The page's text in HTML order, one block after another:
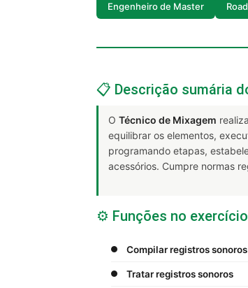
Engenheiro de Master
📋 Descrição sumária
O Técnico de Mixagem
equilibrar os elementos,
programando etapas,
acessórios. Cumpre normas
⚙️ Funções no
Compilar registros sonoros
Tratar registros sonoros